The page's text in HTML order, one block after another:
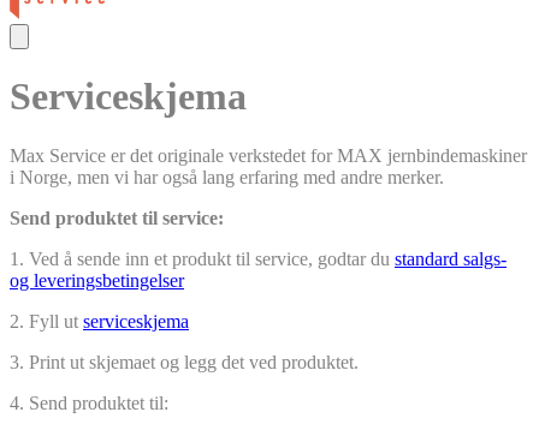
Serviceskjema
Max Service er det originale verkstedet for MAX jernbindemaskiner
i Norge, men vi har også lang erfaring med andre merker.
Send produktet til service:
1. Ved å sende inn et produkt til service, godtar du standard salgs-
og leveringsbetingelser
2. Fyll ut serviceskjema
3. Print ut skjemaet og legg det ved produktet.
4. Send produktet til: